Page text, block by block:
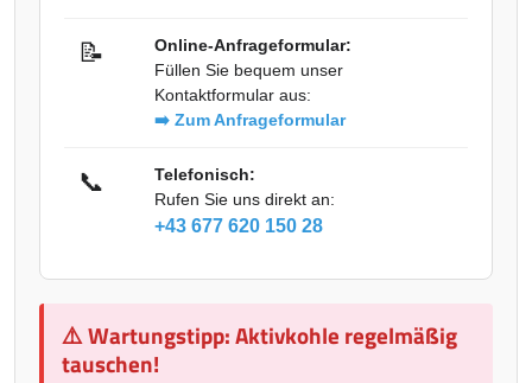
📝
Online-Anfrageformular:
Füllen Sie bequem unser
Kontaktformular aus:
➡️ Zum Anfrageformular
📞
Telefonisch:
Rufen Sie uns direkt an:
+43 677 620 150 28
⚠️ Wartungstipp: Aktivkohle regelmäßig
tauschen!